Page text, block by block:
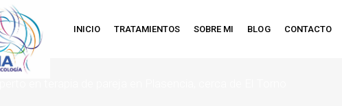
INICIO TRATAMIENTOS SOBRE MI BLOG CONTACTO